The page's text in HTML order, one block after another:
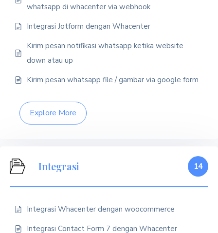
whatsapp di whacenter via webhook
Integrasi Jotform dengan Whacenter
Kirim pesan notifikasi whatsapp ketika website
down atau up
Kirim pesan whatsapp file / gambar via google form
Explore More
Integrasi 14
Integrasi Whacenter dengan woocommerce
Integrasi Contact Form 7 dengan Whacenter